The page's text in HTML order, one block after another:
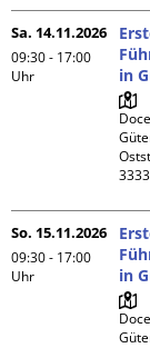
Sa. 14.11.2026
09:30 - 17:00
Uhr
in
So. 15.11.2026
09:30 - 17:00
Uhr
in